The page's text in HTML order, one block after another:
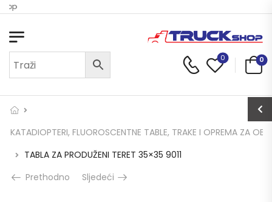
0 0
KATADIOPTERI, FLUOROSCENTNE TABLE, TRAKE I OPREMA ZA
TABLA ZA PRODUŽENI TERET 35×35 9011
Prethodno
Sljedeći